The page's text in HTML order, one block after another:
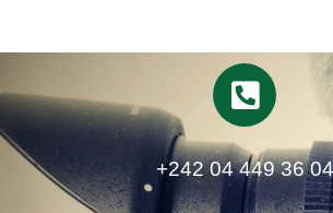
+242 04 449 36 04